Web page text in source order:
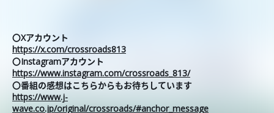
〇Xアカウント
https://x.com/crossroads813
〇Instagramアカウント
https://www.instagram.com/crossroads_813/
〇番組の感想はこちらからもお待ちしています
https://www.j-
wave.co.jp/original/crossroads/#anchor_message